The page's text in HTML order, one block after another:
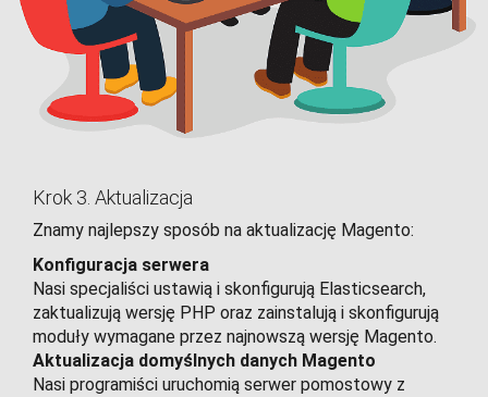
Krok 3. Aktualizacja
Znamy najlepszy sposób na aktualizację Magento:
Konfiguracja serwera
Nasi specjaliści ustawią i skonfigurują Elasticsearch,
zaktualizują wersję PHP oraz zainstalują i skonfigurują
moduły wymagane przez najnowszą wersję Magento.
Aktualizacja domyślnych danych Magento
Nasi programiści uruchomią serwer pomostowy z